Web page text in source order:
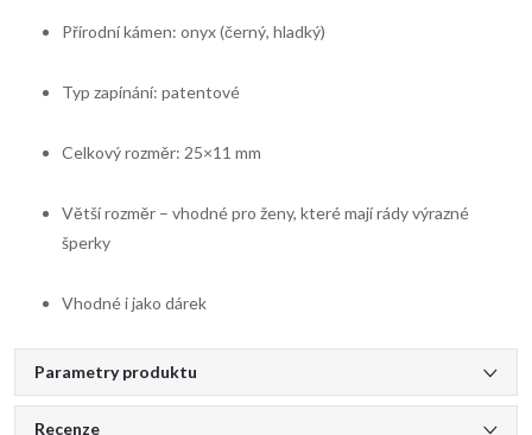
Přírodní kámen: onyx (černý, hladký)
Typ zapínání: patentové
Celkový rozměr: 25×11 mm
Větší rozměr – vhodné pro ženy, které mají rády výrazné
šperky
Vhodné i jako dárek
Parametry produktu
Recenze